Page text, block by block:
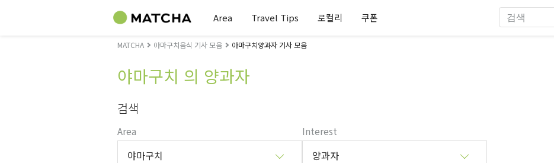
Area Travel Tips 로컬리 쿠폰
MATCHA 야마구치음식 기사 모음 야마구치양과자 기사 모음
야마구치 의 양과자
검색
Area
야마구치
Interest
양과자